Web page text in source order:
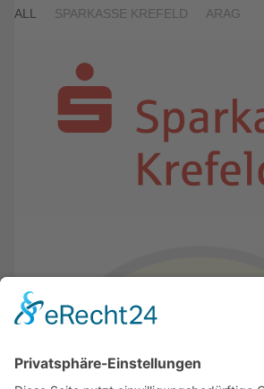
ALL SPARKASSE KREFELD ARAG